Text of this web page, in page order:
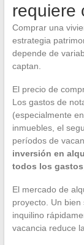
requiere
Comprar una
estrategia
depende de
captan.
El precio de
Los gastos de
(especialmente
inmuebles, el
períodos de
inversión en
todos los gastos
El mercado de
proyecto. Un
inquilino
vacancia reduce